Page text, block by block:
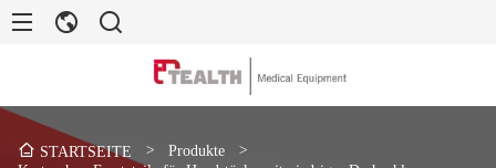
STARTSEITE > Produkte
>